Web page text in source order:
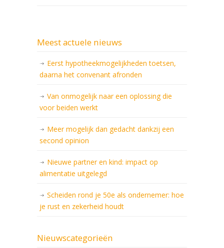
Meest actuele nieuws
Eerst hypotheekmogelijkheden toetsen,
daarna het convenant afronden
Van onmogelijk naar een oplossing die
voor beiden werkt
Meer mogelijk dan gedacht dankzij een
second opinion
Nieuwe partner en kind: impact op
alimentatie uitgelegd
Scheiden rond je 50e als ondernemer: hoe
je rust en zekerheid houdt
Nieuwscategorieën